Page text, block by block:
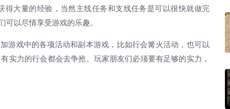
大量的经验，当然主线任务和支线任务是可以很快就做完
以尽情享受游戏的乐趣。
戏中的各项活动和副本游戏，比如行会篝火活动，也可以
实力的行会都会去争抢。玩家朋友们必须要有足够的实力，